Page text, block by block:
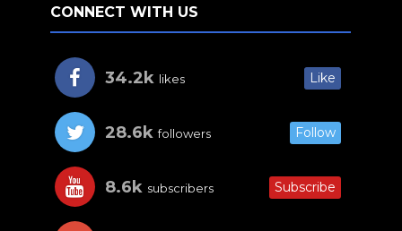
CONNECT WITH US
34.2k likes Like
28.6k followers Follow
8.6k subscribers Subscribe